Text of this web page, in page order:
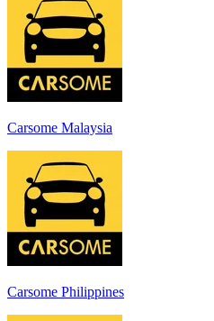
Carsome Malaysia
Carsome Philippines